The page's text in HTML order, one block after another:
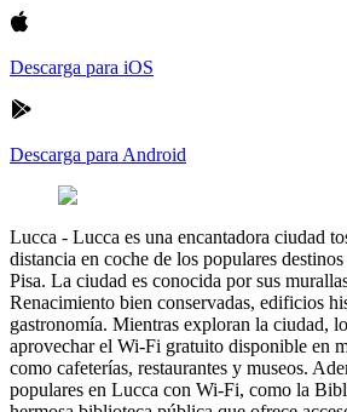
Descarga para iOS
Descarga para Android
Lucca - Lucca es una encantadora ciudad
distancia en coche de los populares
Pisa. La ciudad es conocida por sus
Renacimiento bien conservadas, edificios
gastronomía. Mientras exploran la ciudad,
aprovechar el Wi-Fi gratuito disponible en
como cafeterías, restaurantes y museos.
populares en Lucca con Wi-Fi, como la